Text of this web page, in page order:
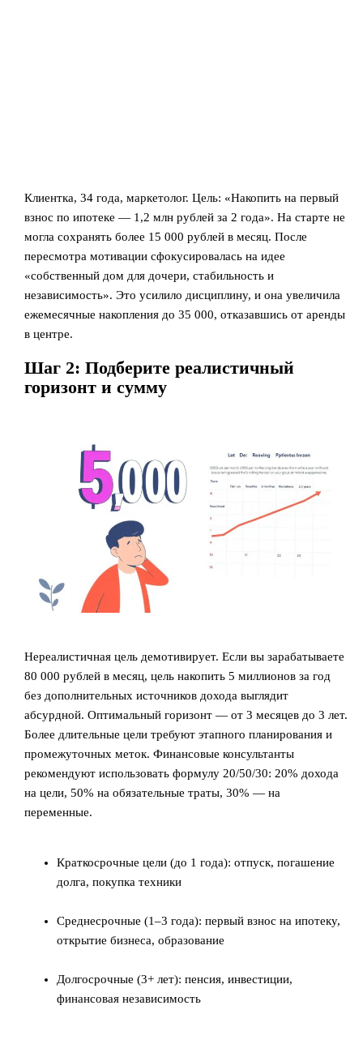
Клиентка, 34 года, маркетолог. Цель: «Накопить на первый
взнос по ипотеке — 1,2 млн рублей за 2 года». На старте не
могла сохранять более 15 000 рублей в месяц. После
пересмотра мотивации сфокусировалась на идее
«собственный дом для дочери, стабильность и
независимость». Это усилило дисциплину, и она увеличила
ежемесячные накопления до 35 000, отказавшись от аренды
в центре.
Шаг 2: Подберите реалистичный
горизонт и сумму
Нереалистичная цель демотивирует. Если вы зарабатываете
80 000 рублей в месяц, цель накопить 5 миллионов за год
без дополнительных источников дохода выглядит
абсурдной. Оптимальный горизонт — от 3 месяцев до 3 лет.
Более длительные цели требуют этапного планирования и
промежуточных меток. Финансовые консультанты
рекомендуют использовать формулу 20/50/30: 20% дохода
на цели, 50% на обязательные траты, 30% — на
переменные.
Краткосрочные цели (до 1 года): отпуск, погашение
долга, покупка техники
Среднесрочные (1–3 года): первый взнос на ипотеку,
открытие бизнеса, образование
Долгосрочные (3+ лет): пенсия, инвестиции,
финансовая независимость